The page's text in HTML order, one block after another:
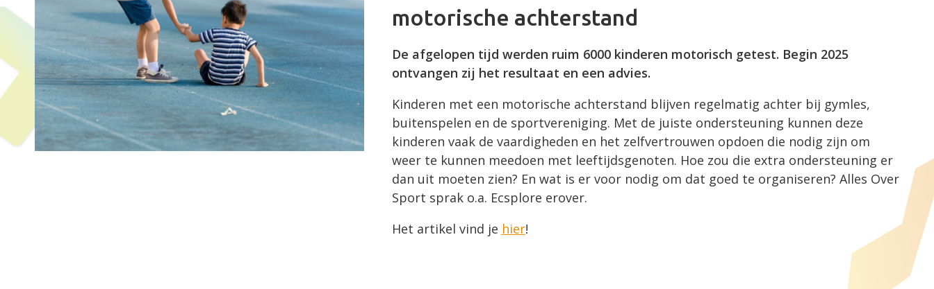
motorische achterstand
De afgelopen tijd werden ruim 6000 kinderen motorisch getest. Begin 2025
ontvangen zij het resultaat en een advies.
Kinderen met een motorische achterstand blijven regelmatig achter bij gymles,
buitenspelen en de sportvereniging. Met de juiste ondersteuning kunnen deze
kinderen vaak de vaardigheden en het zelfvertrouwen opdoen die nodig zijn om
weer te kunnen meedoen met leeftijdsgenoten. Hoe zou die extra ondersteuning er
dan uit moeten zien? En wat is er voor nodig om dat goed te organiseren? Alles Over
Sport sprak o.a. Ecsplore erover.
Het artikel vind je hier!